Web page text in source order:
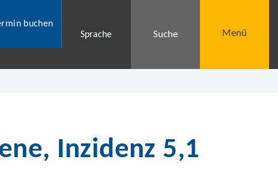
buchen
Sprache
Suche Menü
Inzidenz 5,1